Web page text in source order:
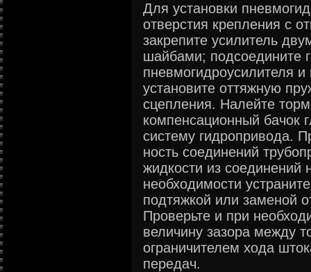
Для установки
отверстия крепления с
закрепите усилитель
шайбами; подсоедините
пневмогидроусилителя
установите оттяжную
сцепления. Налейте
компенсационный бачок
систему гидропривода.
ность соединений
жидкости из соединений
необходимости
подтяжкой или заменой
Проверьте и при
величину зазора между
ограничителем хода
передач.